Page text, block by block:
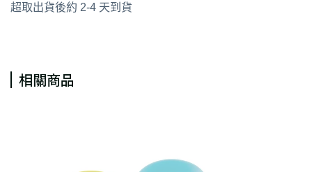
超取出貨後約 2-4 天到貨
相關商品